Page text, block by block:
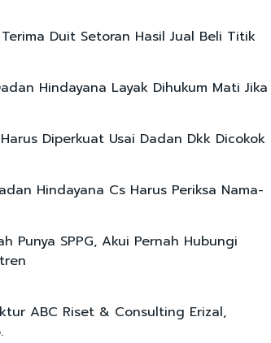
Duit Setoran Hasil Jual Beli Titik
Hindayana Layak Dihukum Mati Jika
Diperkuat Usai Dadan Dkk Dicokok
Hindayana Cs Harus Periksa Nama-
Punya SPPG, Akui Pernah Hubungi
ABC Riset & Consulting Erizal,